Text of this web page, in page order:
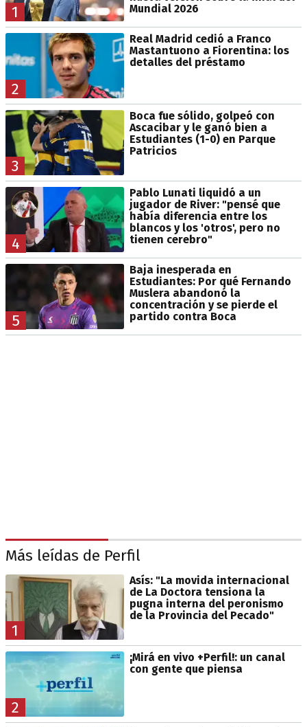
1
Mundial 2026
2
Real Madrid cedió a Franco
Mastantuono a Fiorentina: los
detalles del préstamo
3
Boca fue sólido, golpeó con
Ascacibar y le ganó bien a
Estudiantes (1-0) en Parque
Patricios
4
Pablo Lunati liquidó a un
jugador de River: "pensé que
había diferencia entre los
blancos y los 'otros', pero no
tienen cerebro"
5
Baja inesperada en
Estudiantes: Por qué Fernando
Muslera abandonó la
concentración y se pierde el
partido contra Boca
Más leídas de Perfil
1
Asís: "La movida internacional
de La Doctora tensiona la
pugna interna del peronismo
de la Provincia del Pecado"
2
¡Mirá en vivo +Perfil!: un canal
con gente que piensa